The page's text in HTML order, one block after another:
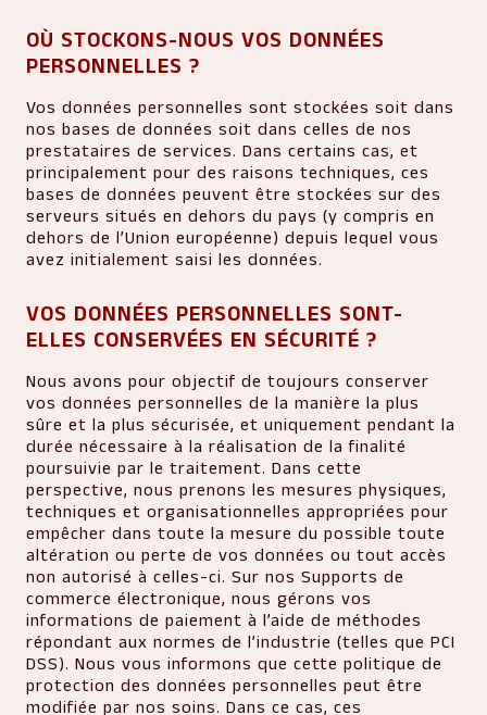
OÙ STOCKONS-NOUS VOS DONNÉES
PERSONNELLES ?
Vos données personnelles sont stockées soit dans
nos bases de données soit dans celles de nos
prestataires de services. Dans certains cas, et
principalement pour des raisons techniques, ces
bases de données peuvent être stockées sur des
serveurs situés en dehors du pays (y compris en
dehors de l’Union européenne) depuis lequel vous
avez initialement saisi les données.
VOS DONNÉES PERSONNELLES SONT-
ELLES CONSERVÉES EN SÉCURITÉ ?
Nous avons pour objectif de toujours conserver
vos données personnelles de la manière la plus
sûre et la plus sécurisée, et uniquement pendant la
durée nécessaire à la réalisation de la finalité
poursuivie par le traitement. Dans cette
perspective, nous prenons les mesures physiques,
techniques et organisationnelles appropriées pour
empêcher dans toute la mesure du possible toute
altération ou perte de vos données ou tout accès
non autorisé à celles-ci. Sur nos Supports de
commerce électronique, nous gérons vos
informations de paiement à l’aide de méthodes
répondant aux normes de l’industrie (telles que PCI
DSS). Nous vous informons que cette politique de
protection des données personnelles peut être
modifiée par nos soins. Dans ce cas, ces